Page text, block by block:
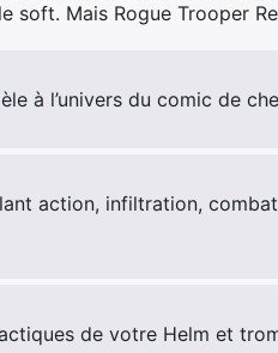
Mais Rogue Trooper
à l’univers du comic de
action, infiltration,
de votre Helm et